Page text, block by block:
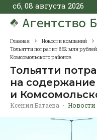
сб, 08 августа 2026
Главная
Новости компаний
Тольятти потратит 862 млн
Комсомольского районов
Тольятти
на
и
Ксения Батаева ·